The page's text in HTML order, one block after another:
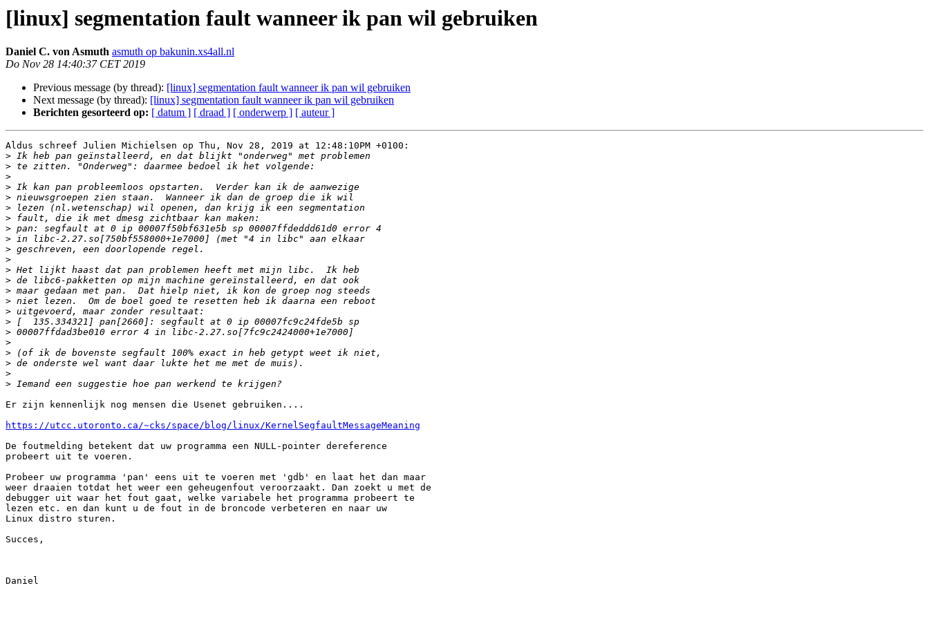
[linux] segmentation fault wanneer ik pan wil gebruiken
Daniel C. von Asmuth asmuth op bakunin.xs4all.nl
Do Nov 28 14:40:37 CET 2019
Previous message (by thread): [linux] segmentation fault wanneer ik pan wil gebruiken
Next message (by thread): [linux] segmentation fault wanneer ik pan wil gebruiken
Berichten gesorteerd op: [ datum ] [ draad ] [ onderwerp ] [ auteur ]
Aldus schreef Julien Michielsen op Thu, Nov 28, 2019 at 12:48:10PM +0100:
>
>
>
>
>
>
>
>
>
>
>
>
>
>
>
>
>
>
>
>
>
>
>
Er zijn kennenlijk nog mensen die Usenet gebruiken....
https://utcc.utoronto.ca/~cks/space/blog/linux/KernelSegfaultMessageMeaning
De foutmelding betekent dat uw programma een NULL-pointer dereference
probeert uit te voeren.
Probeer uw programma 'pan' eens uit te voeren met 'gdb' en laat het dan maar
weer draaien totdat het weer een geheugenfout veroorzaakt. Dan zoekt u met de
debugger uit waar het fout gaat, welke variabele het programma probeert te
lezen etc. en dan kunt u de fout in de broncode verbeteren en naar uw
Linux distro sturen.
Succes,
Daniel